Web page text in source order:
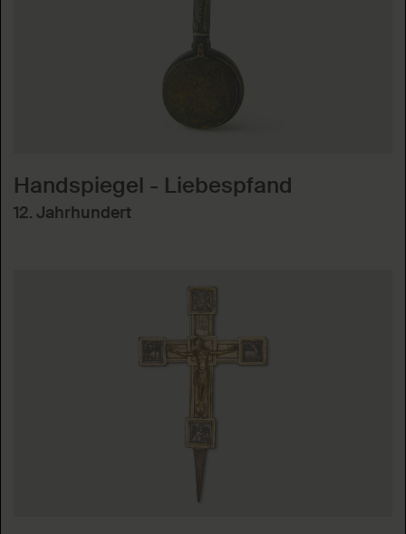
Handspiegel - Liebespfand
12. Jahrhundert